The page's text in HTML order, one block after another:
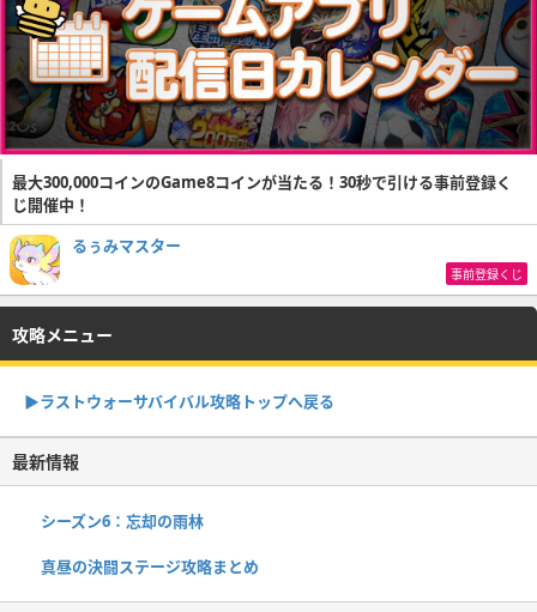
最大300,000コインのGame8コインが当たる！30秒で引ける事前登録く
じ開催中！
るぅみマスター
事前登録くじ
攻略メニュー
▶︎ラストウォーサバイバル攻略トップへ戻る
最新情報
シーズン6：忘却の雨林
真昼の決闘ステージ攻略まとめ